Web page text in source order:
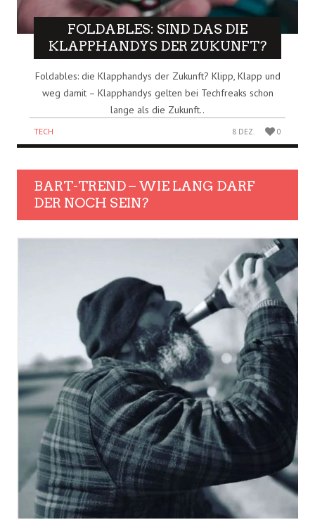
FOLDABLES: SIND DAS DIE
KLAPPHANDYS DER ZUKUNFT?
Foldables: die Klapphandys der Zukunft? Klipp, Klapp und
weg damit – Klapphandys gelten bei Techfreaks schon
lange als die Zukunft..
TECH 8 DEZ. 0
BART-TREND – WIE LANG DARF
DER NOCH SEIN?